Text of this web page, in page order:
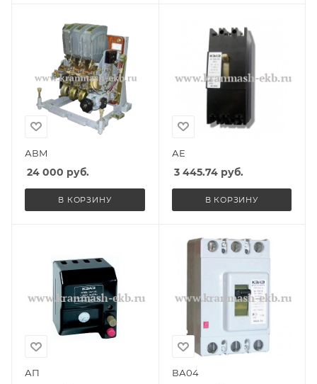
АВМ
24 000 руб.
В КОРЗИНУ
АЕ
3 445.74руб.
В КОРЗИНУ
АП ВА04